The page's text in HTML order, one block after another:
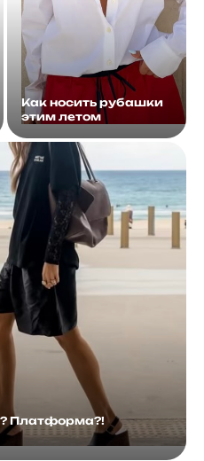
Как носить рубашки
этим летом
Платформа?!